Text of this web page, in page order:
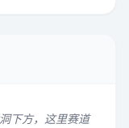
下方，这里赛道